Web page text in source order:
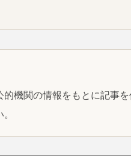
機関の情報をもとに記事を